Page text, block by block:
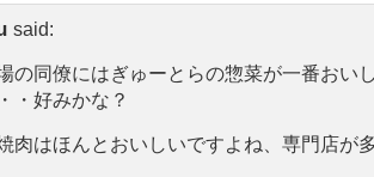
said:
の同僚にはぎゅーとらの惣菜が一番おい
・好みかな？
肉はほんとおいしいですよね、専門店が